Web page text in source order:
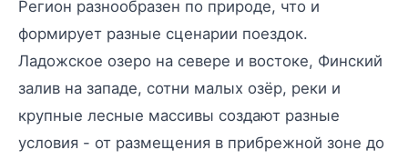
Регион разнообразен по природе, что и
формирует разные сценарии поездок.
Ладожское озеро на севере и востоке, Финский
залив на западе, сотни малых озёр, реки и
крупные лесные массивы создают разные
условия - от размещения в прибрежной зоне до